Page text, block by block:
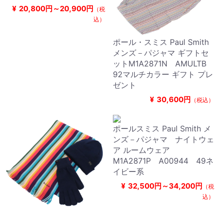
¥ 20,800円～20,900円 （税
込）
ポール・スミス Paul Smith
メンズ－パジャマ ギフトセ
ットM1A2871N AMULTB
92マルチカラー ギフト プレ
ゼント
¥ 30,600円 （税込）
ポールスミス Paul Smith メ
ンズ－パジャマ ナイトウェ
ア ルームウェア
M1A2871P A00944 49ネ
イビー系
¥ 32,500円～34,200円 （税
込）